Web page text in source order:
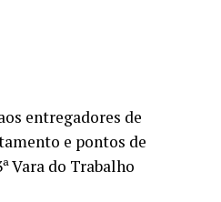
entregadores de
e pontos de
Vara do Trabalho